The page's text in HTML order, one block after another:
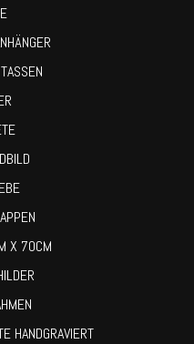
X 70CM
HANDGRAVIERT